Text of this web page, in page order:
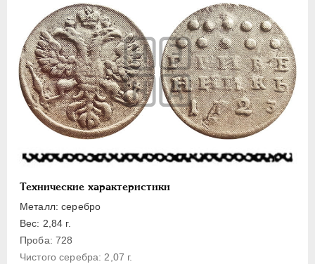
Технические характеристики
Металл: серебро
Вес: 2,84 г.
Проба: 728
Чистого серебра: 2,07 г.
Полтина
Полуполтинник
Гривенник
Гривна
10 денег
5 копеек
Алтын(ник)
1 копейка
Медь
Пробные
Для Речи Посполитой
Монетовидные жетоны